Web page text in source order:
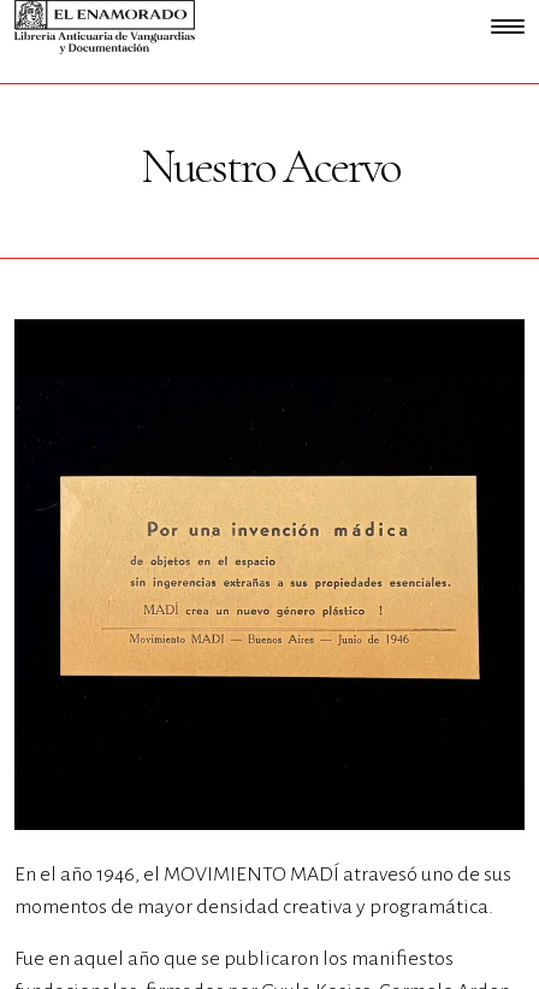
Nuestro Acervo
En el año 1946, el MOVIMIENTO MADÍ atravesó uno de sus
momentos de mayor densidad creativa y programática.
Fue en aquel año que se publicaron los manifiestos